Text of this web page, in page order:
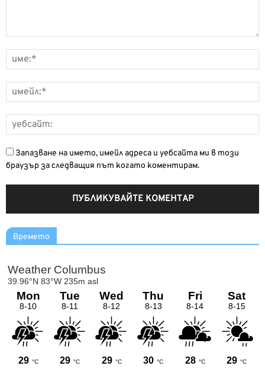
Запазване на името, имейл адреса и уебсайта ми в този
браузър за следващия път когато коментирам.
Времето